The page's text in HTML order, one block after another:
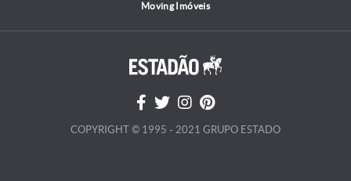
Moving Imóveis
COPYRIGHT © 1995 - 2021 GRUPO ESTADO